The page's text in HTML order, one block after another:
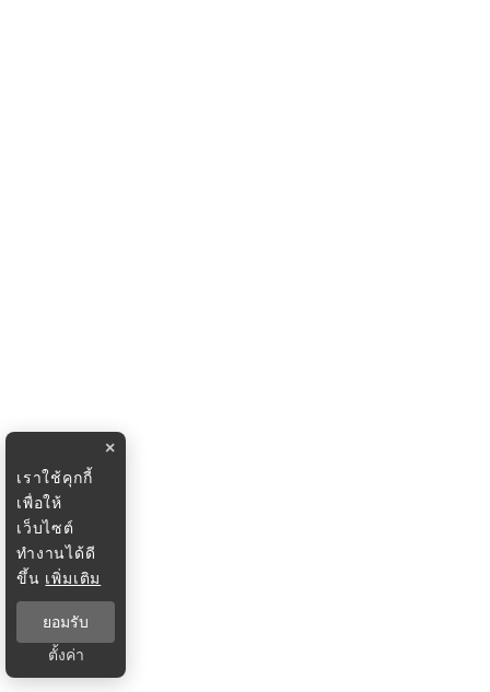
×
เราใช้คุกกี้
เพื่อให้
เว็บไซต์
ทำงานได้ดี
ขึ้น เพิ่มเติม
ยอมรับ
ตั้งค่า